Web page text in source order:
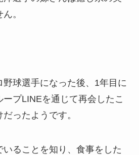
。
球選手になった後、1年目に
プLINEを通じて再会したこ
ったようです。
ることを知り、食事をした